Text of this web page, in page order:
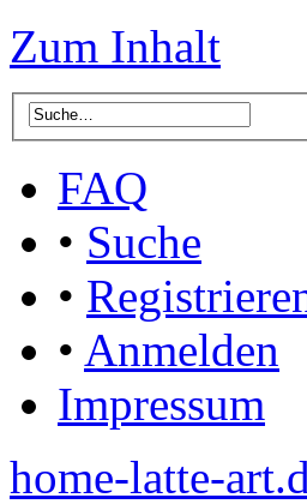
Zum Inhalt
FAQ
• Suche
•
• Anmelden
Impressum
home-latte-